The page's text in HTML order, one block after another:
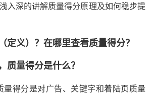
入深的讲解质量得分原理及如何稳步提
定义）？在哪里查看质量得分？
质量得分是什么？
量得分是对广告、关键字和着陆页质量